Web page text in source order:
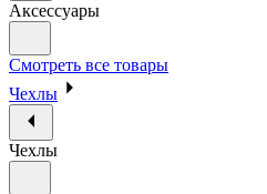
Аксессуары
Смотреть все товары
Чехлы
Чехлы